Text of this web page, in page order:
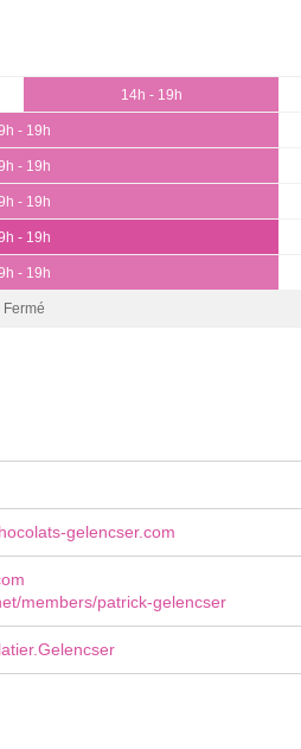
14h - 19h
- 19h
- 19h
- 19h
- 19h
- 19h
Fermé
gelencser.com
members/patrick-gelencser